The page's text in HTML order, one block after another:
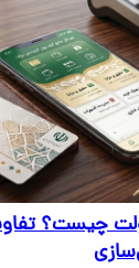
تفاوت